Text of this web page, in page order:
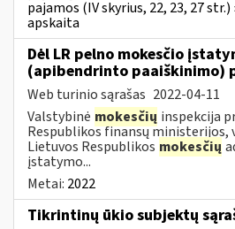
pajamos (IV skyrius, 22, 23, 27
apskaita
Dėl LR pelno mokesčio
(apibendrinto paaiškinimo)
Web turinio sąrašas 2022-04-11
Valstybinė mokesčių inspekcija
Respublikos finansų ministerijos,
Lietuvos Respublikos mokesčių
įstatymo...
Metai: 2022
Tikrintinų ūkio subjektų